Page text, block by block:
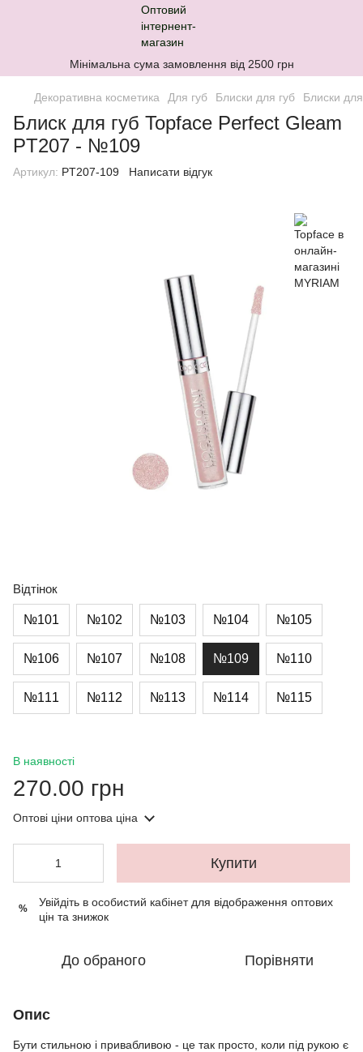
Мінімальна сума замовлення від 2500 грн
Декоративна косметика Для губ Блиски для губ Блиски
Блиск для губ Topface Perfect Gleam
PT207 - №109
Артикул: PT207-109 Написати відгук
Відтінок
№101 №102 №103 №104 №105
№106 №107 №108 №109 №110
№111 №112 №113 №114 №115
В наявності
270.00 грн
Оптові ціни оптова ціна
Купити
%
Увійдіть в особистий кабінетдля відображення оптових
цін та знижок
До обраного Порівняти
Опис
Бути стильною і привабливою - це так просто, коли під рукою є